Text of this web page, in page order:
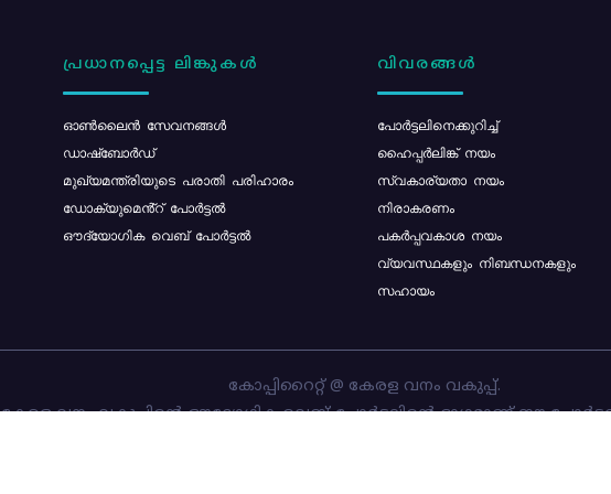
പ്രധാനപ്പെട്ട ലിങ്കുകൾ
ഓൺലൈൻ സേവനങ്ങൾ
ഡാഷ്ബോർഡ്
മുഖ്യമന്ത്രിയുടെ പരാതി പരിഹാരം
ഡോക്യുമെൻ്റ് പോർട്ടൽ
ഔദ്യോഗിക വെബ് പോർട്ടൽ
വിവരങ്ങൾ
പോര്‍ട്ടലിനെക്കുറിച്ച്
ഹൈപ്പർലിങ്ക് നയം
സ്വകാര്യതാ നയം
നിരാകരണം
പകർപ്പവകാശ നയം
വ്യവസ്ഥകളും നിബന്ധനകളും
സഹായം
കോപ്പിറൈറ്റ് @ കേരള വനം വകുപ്പ്.
കേരള വനം വകുപ്പിന്റെ ഔദ്യോഗിക വെബ്-പോർട്ടലിന്റെ ഭാഗമാണ് ഈ